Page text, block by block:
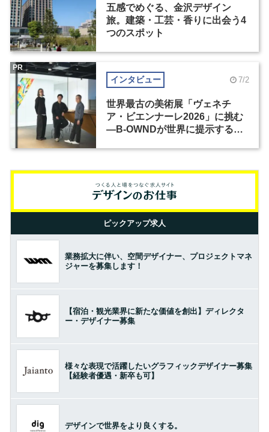
五感でめぐる、金沢デザイン
旅。建築・工芸・香りに出会う4
つのスポット
インタビュー 7/2
世界最古の美術展「ヴェネチ
ア・ビエンナーレ2026」に挑む
―B-OWNDが世界に提示する美
PR
ピックアップ求人
業務拡大に伴い、空間デザイナー、プロジェクトマネ
ジャーを募集します！
【宿泊・観光業界に新たな価値を創出】ディレクタ
ー・デザイナー募集
様々な表現で活躍したいグラフィックデザイナー募集
【経験者優遇・新卒も可】
デザインで世界をより良くする。